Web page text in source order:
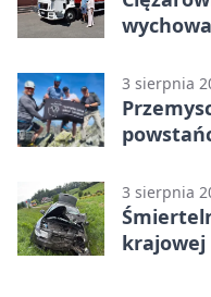
3 sierpnia
3 sierpnia
krajowej